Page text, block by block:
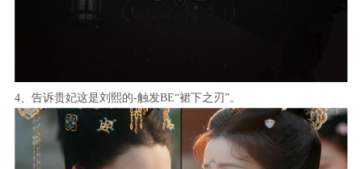
4、告诉贵妃这是刘熙的-触发BE“裙下之刃”。